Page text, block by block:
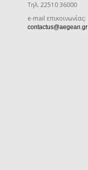
Τηλ. 22510 36000
e-mail επικοινωνίας:
contactus@aegean.gr